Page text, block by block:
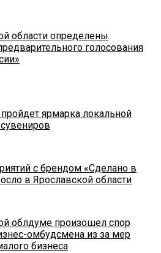
области определены
голосования
ярмарка локальной
с брендом «Сделано в
в Ярославской области
облдуме произошел спор
омбудсмена из за мер
бизнеса